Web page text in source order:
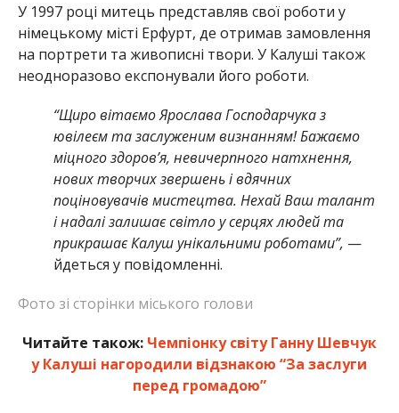
У 1997 році митець представляв свої роботи у
німецькому місті Ерфурт, де отримав замовлення
на портрети та живописні твори. У Калуші також
неодноразово експонували його роботи.
“Щиро вітаємо Ярослава Господарчука з
ювілеєм та заслуженим визнанням! Бажаємо
міцного здоров’я, невичерпного натхнення,
нових творчих звершень і вдячних
поціновувачів мистецтва. Нехай Ваш талант
і надалі залишає світло у серцях людей та
прикрашає Калуш унікальними роботами”, —
йдеться у повідомленні.
Фото зі сторінки міського голови
Читайте також: Чемпіонку світу Ганну Шевчук
у Калуші нагородили відзнакою “За заслуги
перед громадою”